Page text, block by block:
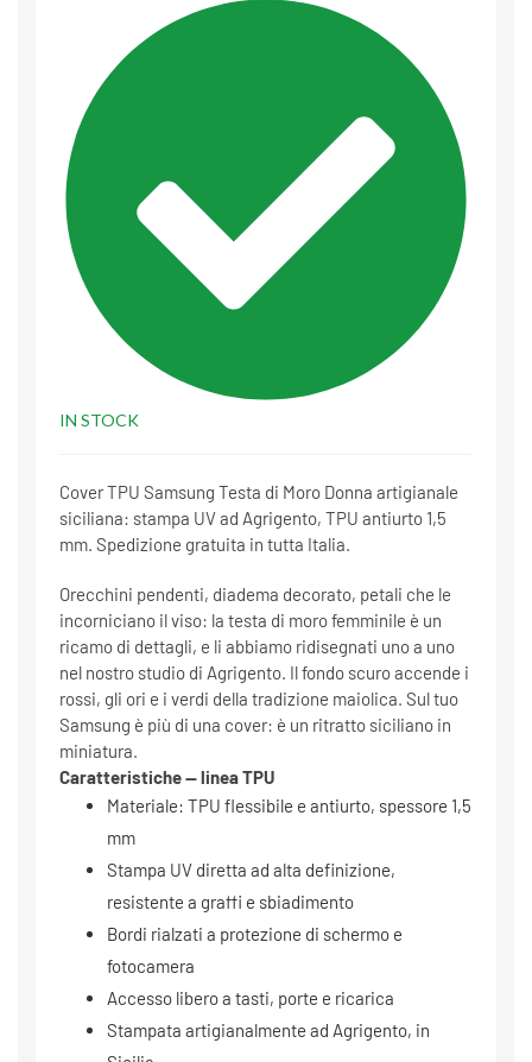
IN STOCK
Cover TPU Samsung Testa di Moro Donna artigianale
siciliana: stampa UV ad Agrigento, TPU antiurto 1,5
mm. Spedizione gratuita in tutta Italia.
Orecchini pendenti, diadema decorato, petali che le
incorniciano il viso: la testa di moro femminile è un
ricamo di dettagli, e li abbiamo ridisegnati uno a uno
nel nostro studio di Agrigento. Il fondo scuro accende i
rossi, gli ori e i verdi della tradizione maiolica. Sul tuo
Samsung è più di una cover: è un ritratto siciliano in
miniatura.
Caratteristiche — linea TPU
Materiale: TPU flessibile e antiurto, spessore 1,5
mm
Stampa UV diretta ad alta definizione,
resistente a graffi e sbiadimento
Bordi rialzati a protezione di schermo e
fotocamera
Accesso libero a tasti, porte e ricarica
Stampata artigianalmente ad Agrigento, in